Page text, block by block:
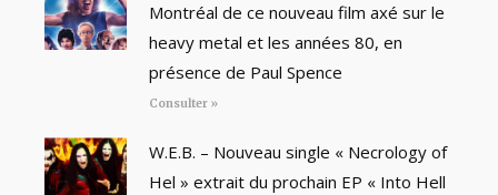
Montréal de ce nouveau film axé sur le
heavy metal et les années 80, en
présence de Paul Spence
Consulter »
W.E.B. – Nouveau single « Necrology of
Hel » extrait du prochain EP « Into Hell